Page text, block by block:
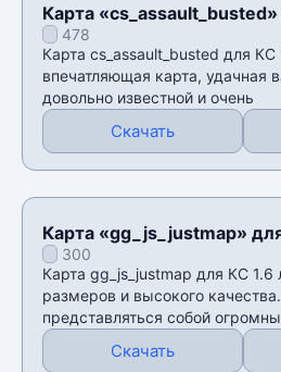
Карта «cs_assault_busted»
478
Карта cs_assault_busted для КС
впечатляющая карта, удачная
довольно известной и очень
Скачать
Карта «gg_js_justmap»
300
Карта gg_js_justmap для КС 1.6
размеров и высокого
представляться собой
Скачать